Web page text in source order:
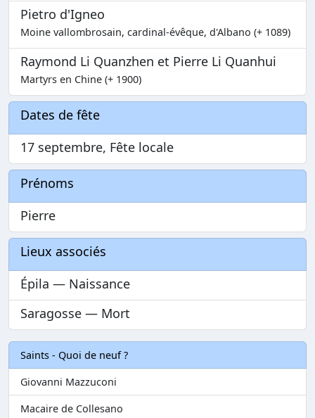
Pietro d'Igneo
Moine vallombrosain, cardinal-évêque, d'Albano (+ 1089)
Raymond Li Quanzhen et Pierre Li Quanhui
Martyrs en Chine (+ 1900)
Dates de fête
17 septembre, Fête locale
Prénoms
Pierre
Lieux associés
Épila — Naissance
Saragosse — Mort
Saints - Quoi de neuf ?
Giovanni Mazzuconi
Macaire de Collesano